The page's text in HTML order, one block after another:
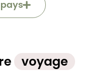
voyage